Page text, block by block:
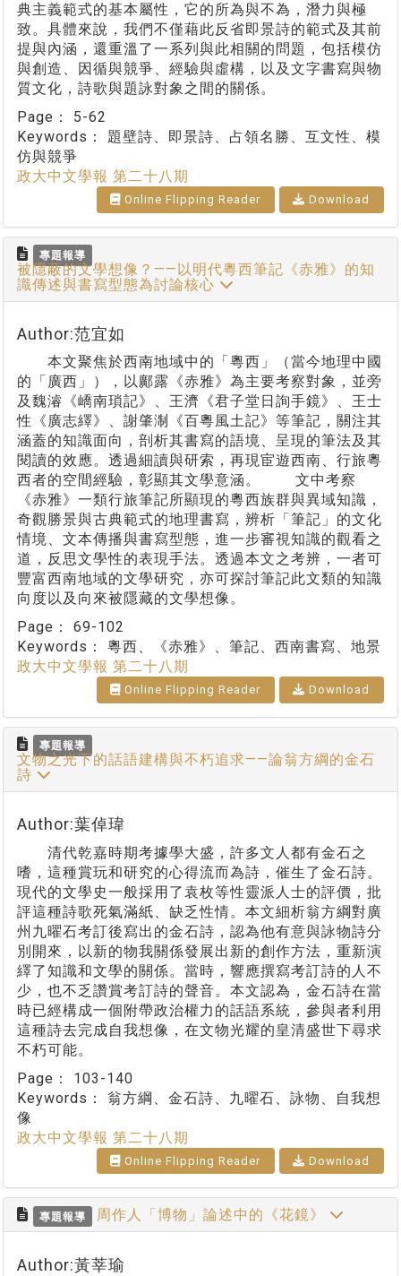
典主義範式的基本屬性，它的所為與不為，潛力與極
致。具體來說，我們不僅藉此反省即景詩的範式及其前
提與內涵，還重溫了一系列與此相關的問題，包括模仿
與創造、因循與競爭、經驗與虛構，以及文字書寫與物
質文化，詩歌與題詠對象之間的關係。
Page： 5-62
Keywords： 題壁詩、即景詩、占領名勝、互文性、模
仿與競爭
政大中文學報 第二十八期
Online Flipping Reader Download
專題報導
被隱蔽的文學想像？——以明代粵西筆記《赤雅》的知
識傳述與書寫型態為討論核心
Author:范宜如
本文聚焦於西南地域中的「粵西」（當今地理中國
的「廣西」），以鄺露《赤雅》為主要考察對象，並旁
及魏濬《嶠南瑣記》、王濟《君子堂日詢手鏡》、王士
性《廣志繹》、謝肇淛《百粵風土記》等筆記，關注其
涵蓋的知識面向，剖析其書寫的語境、呈現的筆法及其
閱讀的效應。透過細讀與研索，再現宦遊西南、行旅粵
西者的空間經驗，彰顯其文學意涵。 文中考察
《赤雅》一類行旅筆記所顯現的粵西族群與異域知識，
奇觀勝景與古典範式的地理書寫，辨析「筆記」的文化
情境、文本傳播與書寫型態，進一步審視知識的觀看之
道，反思文學性的表現手法。透過本文之考辨，一者可
豐富西南地域的文學研究，亦可探討筆記此文類的知識
向度以及向來被隱藏的文學想像。
Page： 69-102
Keywords： 粵西、《赤雅》、筆記、西南書寫、地景
政大中文學報 第二十八期
Online Flipping Reader Download
專題報導
文物之光下的話語建構與不朽追求——論翁方綱的金石
詩
Author:葉倬瑋
清代乾嘉時期考據學大盛，許多文人都有金石之
嗜，這種賞玩和研究的心得流而為詩，催生了金石詩。
現代的文學史一般採用了袁枚等性靈派人士的評價，批
評這種詩歌死氣滿紙、缺乏性情。本文細析翁方綱對廣
州九曜石考訂後寫出的金石詩，認為他有意與詠物詩分
別開來，以新的物我關係發展出新的創作方法，重新演
繹了知識和文學的關係。當時，響應撰寫考訂詩的人不
少，也不乏讚賞考訂詩的聲音。本文認為，金石詩在當
時已經構成一個附帶政治權力的話語系統，參與者利用
這種詩去完成自我想像，在文物光耀的皇清盛世下尋求
不朽可能。
Page： 103-140
Keywords： 翁方綱、金石詩、九曜石、詠物、自我想
像
政大中文學報 第二十八期
Online Flipping Reader Download
專題報導 周作人「博物」論述中的《花鏡》
Author:黃莘瑜